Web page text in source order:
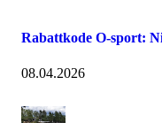
Rabattkode O-sport:
08.04.2026